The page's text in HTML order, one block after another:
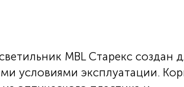
MBL Старекс создан
условиями эксплуатации.